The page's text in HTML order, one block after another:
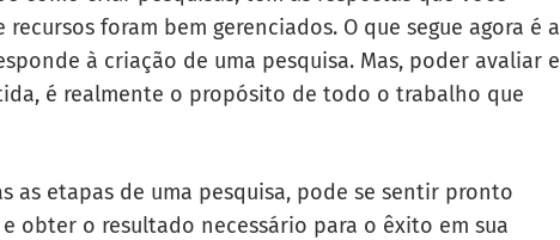
foram bem gerenciados. O que segue agora é a
à criação de uma pesquisa. Mas, poder avaliar e
é realmente o propósito de todo o trabalho que
as etapas de uma pesquisa, pode se sentir pronto
obter o resultado necessário para o êxito em sua